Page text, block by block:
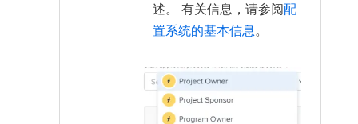
述。 有关信息，请参阅配
置系统的基本信息。